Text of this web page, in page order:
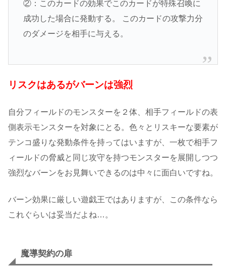
②：このカードの効果でこのカードが特殊召喚に
成功した場合に発動する。 このカードの攻撃力分
のダメージを相手に与える。
リスクはあるがバーンは強烈
自分フィールドのモンスターを２体、相手フィールドの表
側表示モンスターを対象にとる。色々とリスキーな要素が
テンコ盛りな発動条件を持ってはいますが、一枚で相手フ
ィールドの脅威と同じ攻守を持つモンスターを展開しつつ
強烈なバーンをお見舞いできるのは中々に面白いですね。
バーン効果に厳しい遊戯王ではありますが、この条件なら
これぐらいは妥当だよね…。
魔導契約の扉